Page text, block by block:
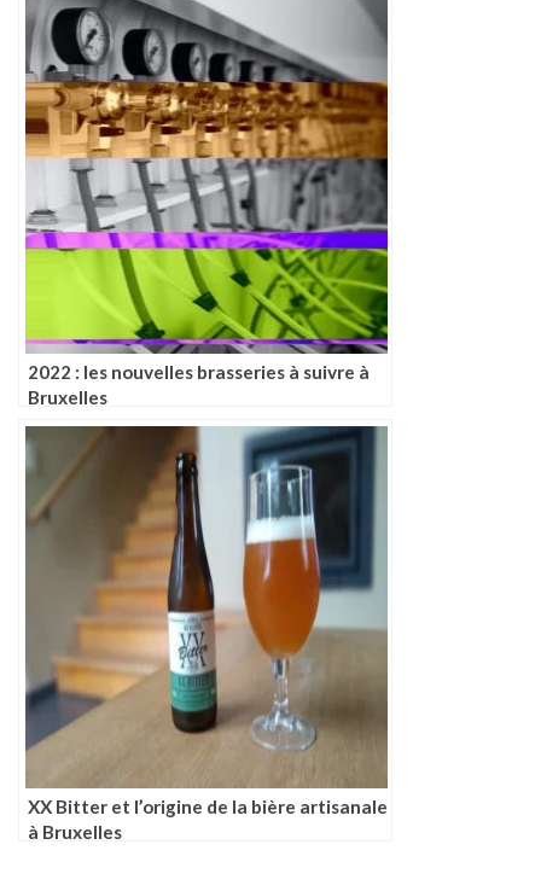
2022 : les nouvelles brasseries à suivre à
Bruxelles
XX Bitter et l’origine de la bière artisanale
à Bruxelles